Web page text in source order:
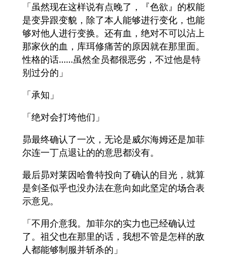
「虽然现在这样说有点晚了，『色欲』的权能
是变异跟变貌，除了本人能够进行变化，也能
够对他人进行变换。还有血，绝对不可以沾上
那家伙的血，库珥修痛苦的原因就在那里面。
性格的话……虽然全员都很恶劣，不过他是特
别过分的」
「承知」
「绝对会打垮他们」
昴最终确认了一次，无论是威尔海姆还是加菲
尔连一丁点退让的的意思都没有。
最后昴对莱因哈鲁特投向了确认的目光，就算
是剑圣似乎也没办法在意向如此坚定的场合表
示意见。
「不用介意我。加菲尔的实力也已经确认过
了。祖父也在那里的话，我想不管是怎样的敌
人都能够制服并斩杀的」